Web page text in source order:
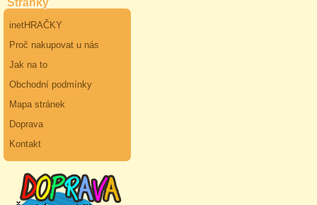
Stránky
inetHRAČKY
Proč nakupovat u nás
Jak na to
Obchodní podmínky
Mapa stránek
Doprava
Kontakt